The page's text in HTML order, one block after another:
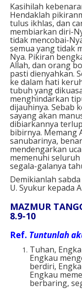
Kasihilah
Hendaklah
tulus ikhlas, dan
membiarkan diri-
tidak mencobai-
semua yang tidak
Nya. Pikiran
Allah, dan orang
pasti dienyahkan.
ke dalam hati
tubuh yang
menghindarkan
dijauhinya. Sebab
sayang akan
dibiarkannya
bibirnya. Memang
sanubarinya,
mendengarkan
memenuhi
segala-galanya
Demikianlah
U. Syukur kepada
MAZMUR
8.9-10
Ref. Tuntunlah
Tuhan,
Engkau
berdiri,
Engkau
berbaring,